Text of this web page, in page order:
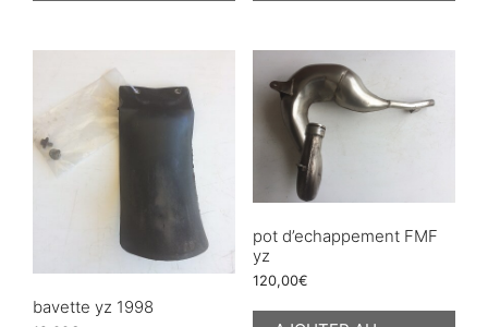
bavette yz 1998
pot d’echappement FMF
yz
120,00€